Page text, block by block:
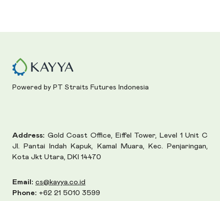
Powered by PT Straits Futures Indonesia
Address: Gold Coast Office, Eiffel Tower, Level 1 Unit C
Jl. Pantai Indah Kapuk, Kamal Muara, Kec. Penjaringan,
Kota Jkt Utara, DKI 14470
Email: cs@kayya.co.id
Phone: +62 21 5010 3599